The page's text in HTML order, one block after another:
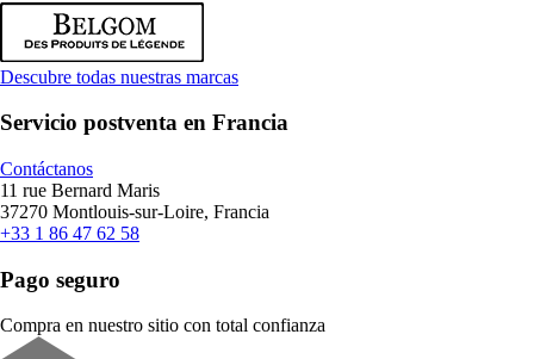
Descubre todas nuestras marcas
Servicio postventa en Francia
Contáctanos
11 rue Bernard Maris
37270 Montlouis-sur-Loire, Francia
+33 1 86 47 62 58
Pago seguro
Compra en nuestro sitio con total confianza